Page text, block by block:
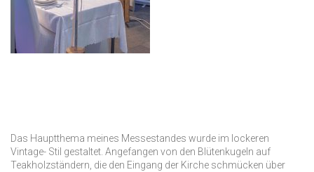
Das Hauptthema meines Messestandes wurde im lockeren
Vintage- Stil gestaltet. Angefangen von den Blütenkugeln auf
Teakholzständern, die den Eingang der Kirche schmücken über